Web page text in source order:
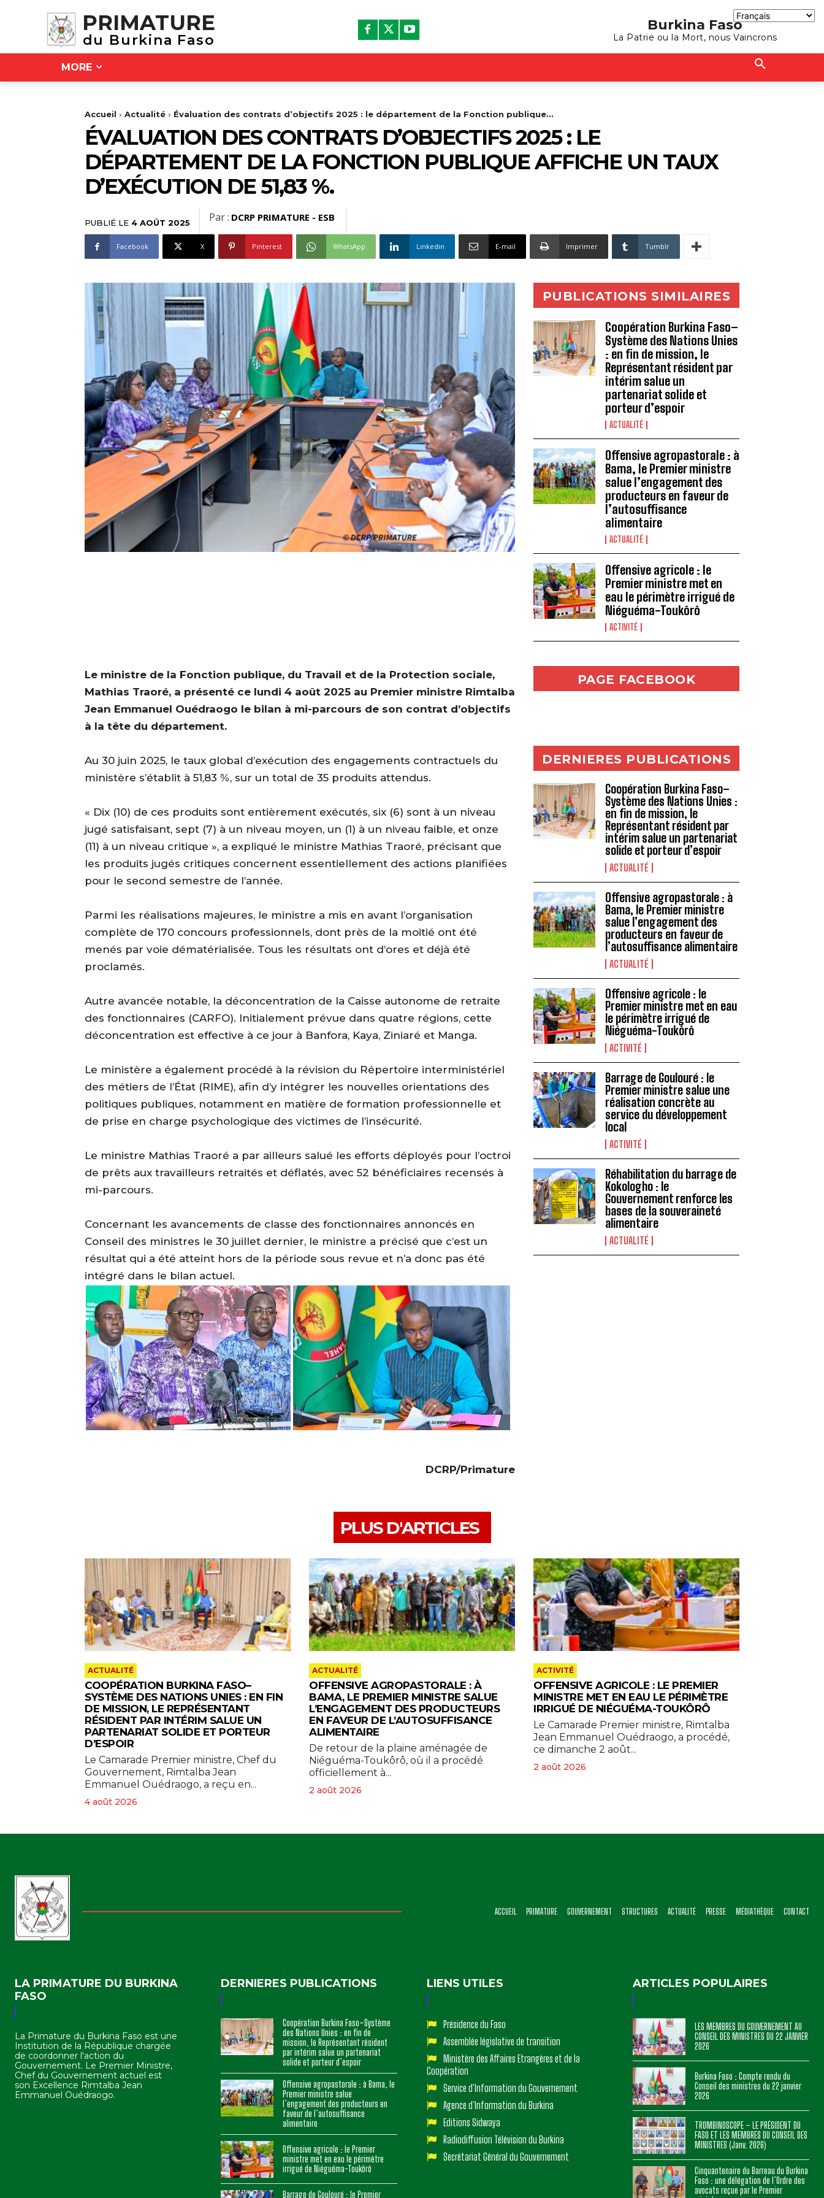
PRIMATURE
du Burkina Faso
Burkina Faso
La Patrie ou la Mort, nous Vaincrons
MORE
Accueil Actualité Évaluation des contrats d’objectifs 2025 : le département de la Fonction publique...
ÉVALUATION DES CONTRATS D’OBJECTIFS 2025 : LE
DÉPARTEMENT DE LA FONCTION PUBLIQUE AFFICHE UN TAUX
D’EXÉCUTION DE 51,83 %.
PUBLIÉ LE 4 AOÛT 2025 Par : DCRP PRIMATURE - ESB
Facebook X Pinterest WhatsApp Linkedin E-mail Imprimer Tumblr
PUBLICATIONS SIMILAIRES
Coopération Burkina Faso–
Système des Nations Unies
: en fin de mission, le
Représentant résident par
intérim salue un
partenariat solide et
porteur d’espoir
ACTUALITÉ
Offensive agropastorale : à
Bama, le Premier ministre
salue l’engagement des
producteurs en faveur de
l’autosuffisance
alimentaire
ACTUALITÉ
Offensive agricole : le
Premier ministre met en
eau le périmètre irrigué de
Niéguéma-Toukôrô
ACTIVITÉ
Le ministre de la Fonction publique, du Travail et de la Protection sociale,
Mathias Traoré, a présenté ce lundi 4 août 2025 au Premier ministre Rimtalba
Jean Emmanuel Ouédraogo le bilan à mi-parcours de son contrat d’objectifs
à la tête du département.
‎Au 30 juin 2025, le taux global d’exécution des engagements contractuels du
ministère s’établit à 51,83 %, sur un total de 35 produits attendus.
‎« Dix (10) de ces produits sont entièrement exécutés, six (6) sont à un niveau
jugé satisfaisant, sept (7) à un niveau moyen, un (1) à un niveau faible, et onze
(11) à un niveau critique », a expliqué le ministre Mathias Traoré, précisant que
les produits jugés critiques concernent essentiellement des actions planifiées
pour le second semestre de l’année.
‎Parmi les réalisations majeures, le ministre a mis en avant l’organisation
complète de 170 concours professionnels, dont près de la moitié ont été
menés par voie dématérialisée. Tous les résultats ont d’ores et déjà été
proclamés.
‎Autre avancée notable, la déconcentration de la Caisse autonome de retraite
des fonctionnaires (CARFO). Initialement prévue dans quatre régions, cette
déconcentration est effective à ce jour à Banfora, Kaya, Ziniaré et Manga.
‎Le ministère a également procédé à la révision du Répertoire interministériel
des métiers de l’État (RIME), afin d’y intégrer les nouvelles orientations des
politiques publiques, notamment en matière de formation professionnelle et
de prise en charge psychologique des victimes de l’insécurité.
‎Le ministre Mathias Traoré a par ailleurs salué les efforts déployés pour l’octroi
de prêts aux travailleurs retraités et déflatés, avec 52 bénéficiaires recensés à
mi-parcours.
‎Concernant les avancements de classe des fonctionnaires annoncés en
Conseil des ministres le 30 juillet dernier, le ministre a précisé que c’est un
résultat qui a été atteint hors de la période sous revue et n’a donc pas été
intégré dans le bilan actuel.
‎DCRP/Primature
PAGE FACEBOOK
DERNIERES PUBLICATIONS
Coopération Burkina Faso–
Système des Nations Unies :
en fin de mission, le
Représentant résident par
intérim salue un partenariat
solide et porteur d’espoir
ACTUALITÉ
Offensive agropastorale : à
Bama, le Premier ministre
salue l’engagement des
producteurs en faveur de
l’autosuffisance alimentaire
ACTUALITÉ
Offensive agricole : le
Premier ministre met en eau
le périmètre irrigué de
Niéguéma-Toukôrô
ACTIVITÉ
Barrage de Goulouré : le
Premier ministre salue une
réalisation concrète au
service du développement
local
ACTIVITÉ
Réhabilitation du barrage de
Kokologho : le
Gouvernement renforce les
bases de la souveraineté
alimentaire ‎
ACTUALITÉ
PLUS D'ARTICLES
ACTUALITÉ
COOPÉRATION BURKINA FASO–
SYSTÈME DES NATIONS UNIES : EN FIN
DE MISSION, LE REPRÉSENTANT
RÉSIDENT PAR INTÉRIM SALUE UN
PARTENARIAT SOLIDE ET PORTEUR
D’ESPOIR
Le Camarade Premier ministre, Chef du
Gouvernement, Rimtalba Jean
Emmanuel Ouédraogo, a reçu en...
4 août 2026
ACTUALITÉ
OFFENSIVE AGROPASTORALE : À
BAMA, LE PREMIER MINISTRE SALUE
L’ENGAGEMENT DES PRODUCTEURS
EN FAVEUR DE L’AUTOSUFFISANCE
ALIMENTAIRE
De retour de la plaine aménagée de
Niéguéma-Toukôrô, où il a procédé
officiellement à...
2 août 2026
ACTIVITÉ
OFFENSIVE AGRICOLE : LE PREMIER
MINISTRE MET EN EAU LE PÉRIMÈTRE
IRRIGUÉ DE NIÉGUÉMA-TOUKÔRÔ
Le Camarade Premier ministre, Rimtalba
Jean Emmanuel Ouédraogo, a procédé,
ce dimanche 2 août...
2 août 2026
ACCUEIL PRIMATURE GOUVERNEMENT STRUCTURES ACTUALITÉ PRESSE MÉDIATHÈQUE CONTACT
LA PRIMATURE DU BURKINA
FASO
La Primature du Burkina Faso est une
Institution de la République chargée
de coordonner l'action du
Gouvernement. Le Premier Ministre,
Chef du Gouvernement actuel est
son Excellence Rimtalba Jean
Emmanuel Ouédraogo.
DERNIERES PUBLICATIONS
Coopération Burkina Faso–Système
des Nations Unies : en fin de
mission, le Représentant résident
par intérim salue un partenariat
solide et porteur d’espoir
Offensive agropastorale : à Bama, le
Premier ministre salue
l’engagement des producteurs en
faveur de l’autosuffisance
alimentaire
Offensive agricole : le Premier
ministre met en eau le périmètre
irrigué de Niéguéma-Toukôrô
Barrage de Goulouré : le Premier
LIENS UTILES
Présidence du Faso
Assemblée législative de transition
Ministère des Affaires Etrangères et de la
Coopération
Service d'Information du Gouvernement
Agence d'Information du Burkina
Editions Sidwaya
Radiodiffusion Télévision du Burkina
Secrétariat Général du Gouvernement
ARTICLES POPULAIRES
LES MEMBRES DU GOUVERNEMENT AU
CONSEIL DES MINISTRES DU 22 JANVIER
2026
Burkina Faso : Compte rendu du
Conseil des ministres du 22 janvier
2026
TROMBINOSCOPE – LE PRÉSIDENT DU
FASO ET LES MEMBRES DU CONSEIL DES
MINISTRES (Janv. 2026)
Cinquantenaire du Barreau du Burkina
Faso : une délégation de l’Ordre des
avocats reçue par le Premier